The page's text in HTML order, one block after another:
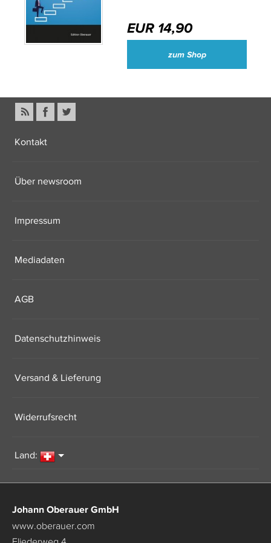
EUR 14,90
zum Shop
Kontakt
Über newsroom
Impressum
Mediadaten
AGB
Datenschutzhinweis
Versand & Lieferung
Widerrufsrecht
Land:
Johann Oberauer GmbH
www.oberauer.com